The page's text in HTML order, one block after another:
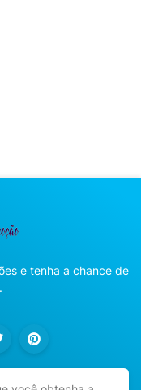
e tenha a chance de